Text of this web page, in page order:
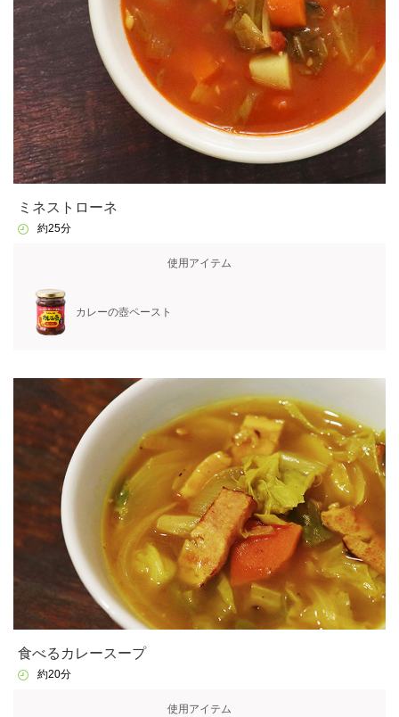
ミネストローネ
約25分
使用アイテム
カレーの壺ペースト
食べるカレースープ
約20分
使用アイテム